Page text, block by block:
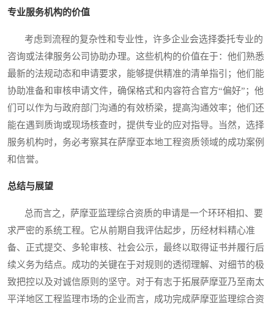
专业服务机构的价值
考虑到流程的复杂性和专业性，许多企业会选择委托专业的
咨询或法律服务公司协助办理。这些机构的价值在于：他们熟悉
最新的法规动态和申请要求，能够提供精准的清单指引；他们能
协助准备和审核申请文件，确保格式和内容符合官方“偏好”；他
们可以作为与政府部门沟通的有效桥梁，提高沟通效率；他们还
能在遇到质询或现场核查时，提供专业的应对指导。当然，选择
服务机构时，务必考察其在萨摩亚本地工程资质领域的成功案例
和信誉。
总结与展望
总而言之，萨摩亚监理综合资质的申请是一个环环相扣、要
求严密的系统工程。它从前期自我评估起步，历经材料精心准
备、正式提交、多轮审核、社会公示，最终以取得证书并履行后
续义务为结点。成功的关键在于对规则的透彻理解、对细节的极
致把控以及对诚信原则的坚守。对于有志于拓展萨摩亚乃至南太
平洋地区工程监理市场的企业而言，成功完成萨摩亚监理综合资